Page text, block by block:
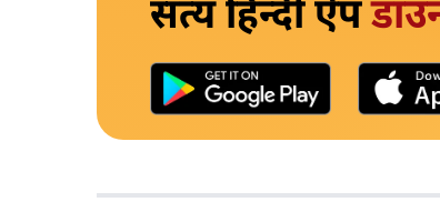
सत्य हिन्दी ऐप